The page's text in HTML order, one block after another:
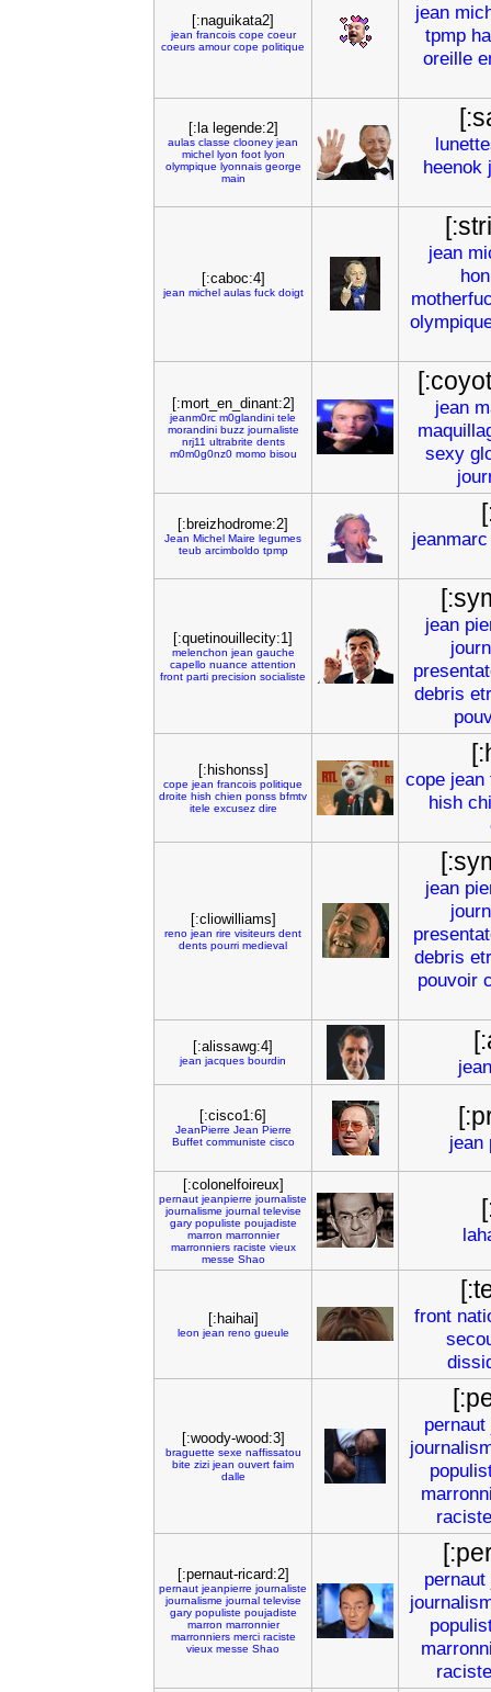
[:naguikata2]
jean francois cope coeur
coeurs amour cope politique
jean
tpmp
oreille
[:la legende:2]
aulas classe clooney jean
michel lyon foot lyon
olympique lyonnais george
main
heenok
[:caboc:4]
jean michel aulas fuck doigt
jean
[:mort_en_dinant:2]
jeanm0rc m0glandini tele
morandini buzz journaliste
nrj11 ultrabrite dents
m0m0g0nz0 momo bisou
jean
sexy
[:breizhodrome:2]
Jean Michel Maire legumes
teub arcimboldo tpmp
jeanmarc
[:quetinouillecity:1]
melenchon jean gauche
capello nuance attention
front parti precision socialiste
jean
debris
[:hishonss]
cope jean francois politique
droite hish chien ponss bfmtv
itele excusez dire
cope jean
hish
[:cliowilliams]
reno jean rire visiteurs dent
dents pourri medieval
jean
debris
pouvoir
[:alissawg:4]
jean jacques bourdin jean
[:cisco1:6]
JeanPierre Jean Pierre
Buffet communiste cisco jean
[:colonelfoireux]
pernaut jeanpierre journaliste
journalisme journal televise
gary populiste poujadiste
marron marronnier
marronniers raciste vieux
messe Shao
[:haihai]
leon jean reno gueule
front
[:woody-wood:3]
braguette sexe naffissatou
bite zizi jean ouvert faim
dalle
pernaut
raciste
[:pernaut-ricard:2]
pernaut jeanpierre journaliste
journalisme journal televise
gary populiste poujadiste
marron marronnier
marronniers merci raciste
vieux messe Shao
pernaut
raciste